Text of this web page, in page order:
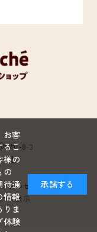
内1-8-3
階
合わせ
く表示
お客
るこ
様の
の
待通
情報
りま
体験
承諾する